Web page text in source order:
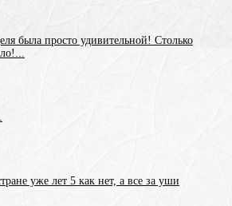
была просто удивительной! Столько
уже лет 5 как нет, а все за уши